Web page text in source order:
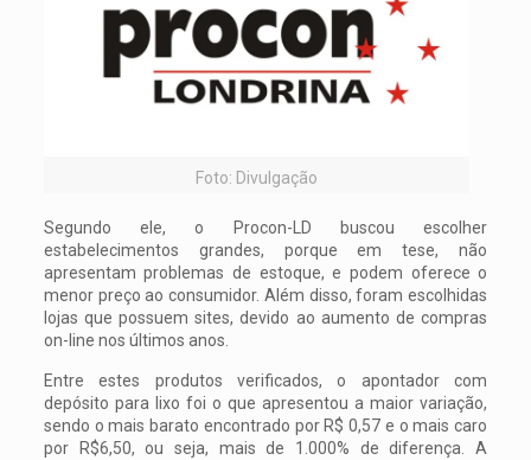
Foto: Divulgação
Segundo ele, o Procon-LD buscou escolher
estabelecimentos grandes, porque em tese, não
apresentam problemas de estoque, e podem oferece o
menor preço ao consumidor. Além disso, foram escolhidas
lojas que possuem sites, devido ao aumento de compras
on-line nos últimos anos.
Entre estes produtos verificados, o apontador com
depósito para lixo foi o que apresentou a maior variação,
sendo o mais barato encontrado por R$ 0,57 e o mais caro
por R$6,50, ou seja, mais de 1.000% de diferença. A